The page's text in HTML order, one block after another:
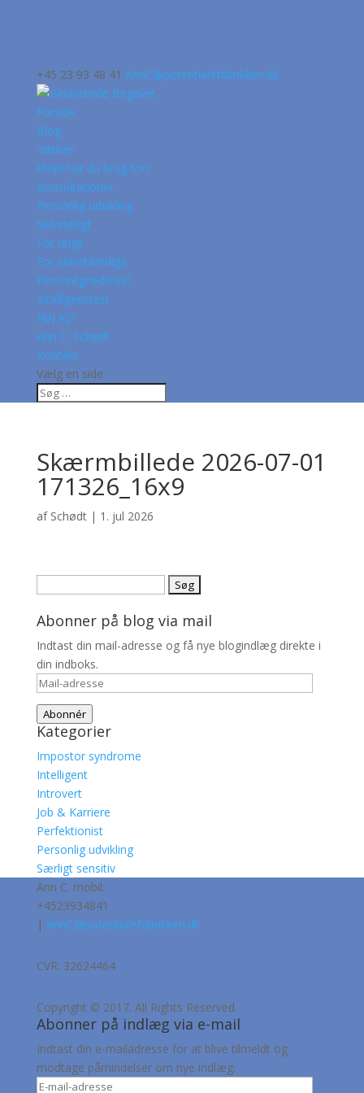
+45 23 93 48 41 AnnC@potentialefabrikken.dk
Forside
Blog
Ydelser
Hvad har du brug for?
Konsultationer
Personlig udvikling
Selvindsigt
For unge
For selvstændige
Personlighedstest
Intelligenstest
Høj IQ?
Ann C. Schødt
Kontakt
Vælg en side
Skærmbillede 2026-07-01
171326_16x9
af Schødt| 1. jul 2026
Abonner på blog via mail
Indtast din mail-adresse og få nye blogindlæg direkte i
din indboks.
Mail-
adresse
Abonnér
Kategorier
Impostor syndrome
Intelligent
Introvert
Job & Karriere
Perfektionist
Personlig udvikling
Særligt sensitiv
Ann C. mobil:
+4523934841
| AnnC@potentialefabrikken.dk
CVR: 32624464
Copyright © 2017. All Rights Reserved.
Abonner på indlæg via e-mail
Indtast din e-mailadresse for at blive tilmeldt og
modtage påmindelser om nye indlæg.
E-